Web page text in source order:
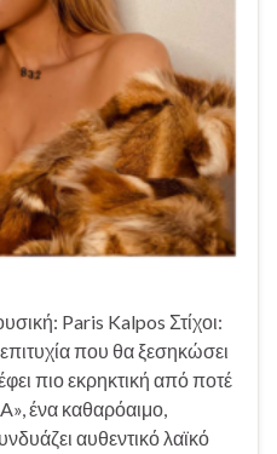
Paris Kalpos Στίχοι:
που θα ξεσηκώσει
πιο εκρηκτική από ποτέ
ένα καθαρόαιμο,
αυθεντικό λαϊκό